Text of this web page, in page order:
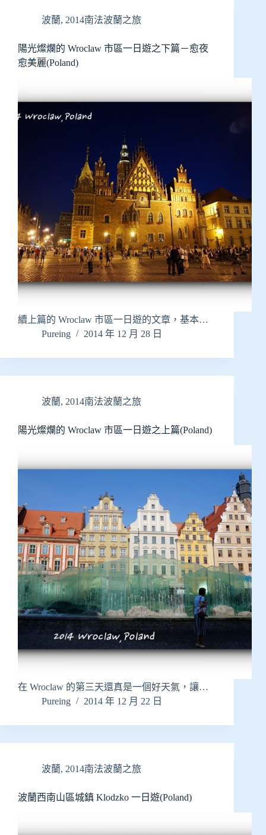
波蘭, 2014南法波蘭之旅
陽光燦爛的 Wroclaw 市區一日遊之下篇－愈夜
愈美麗(Poland)
續上篇的 Wroclaw 市區一日遊的文章，基本…
Pureing
2014 年 12 月 28 日
波蘭, 2014南法波蘭之旅
陽光燦爛的 Wroclaw 市區一日遊之上篇(Poland)
在 Wroclaw 的第三天還真是一個好天氣，讓…
Pureing
2014 年 12 月 22 日
波蘭, 2014南法波蘭之旅
波蘭西南山區城鎮 Klodzko 一日遊(Poland)